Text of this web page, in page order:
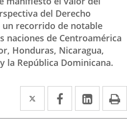
del Derecho
recorrido de notable
naciones de Centroamérica
Honduras, Nicaragua,
la República Dominicana.
Twitter
Enlace
a
Facebook
Enlace
a
Enlace
a